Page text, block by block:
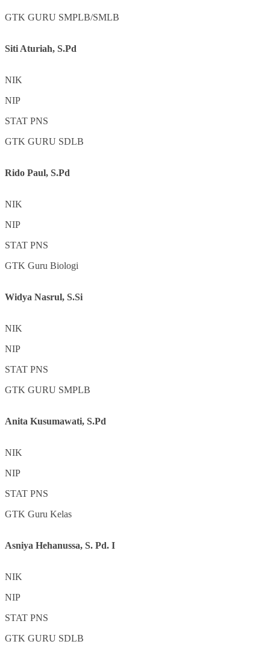
GTK GURU SMPLB/SMLB
Siti Aturiah, S.Pd
NIK
NIP
STAT PNS
GTK GURU SDLB
Rido Paul, S.Pd
NIK
NIP
STAT PNS
GTK Guru Biologi
Widya Nasrul, S.Si
NIK
NIP
STAT PNS
GTK GURU SMPLB
Anita Kusumawati, S.Pd
NIK
NIP
STAT PNS
GTK Guru Kelas
Asniya Hehanussa, S. Pd. I
NIK
NIP
STAT PNS
GTK GURU SDLB